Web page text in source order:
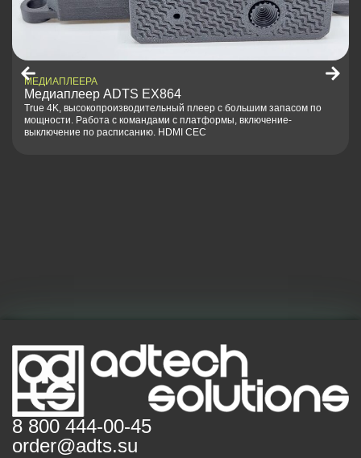
МЕДИАПЛЕЕРА
Медиаплеер ADTS EX864
True 4K, высокопроизводительный плеер с большим запасом по
мощности. Работа с командами с платформы, включение-
выключение по расписанию. HDMI CEC
8 800 444-00-45
order@adts.su